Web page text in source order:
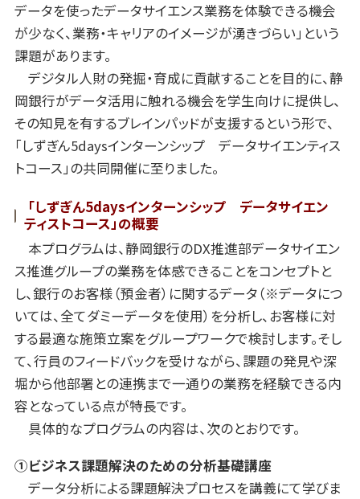
データを使ったデータサイエンス業務を体験できる機会
が少なく、業務・キャリアのイメージが湧きづらい」という
課題があります。
デジタル人財の発掘・育成に貢献することを目的に、静
岡銀行がデータ活用に触れる機会を学生向けに提供し、
その知見を有するブレインパッドが支援するという形で、
「しずぎん5daysインターンシップ データサイエンティス
トコース」の共同開催に至りました。
「しずぎん5daysインターンシップ データサイエン
ティストコース」の概要
本プログラムは、静岡銀行のDX推進部データサイエン
ス推進グループの業務を体感できることをコンセプトと
し、銀行のお客様（預金者）に関するデータ（※データにつ
いては、全てダミーデータを使用）を分析し、お客様に対
する最適な施策立案をグループワークで検討します。そし
て、行員のフィードバックを受けながら、課題の発見や深
堀から他部署との連携まで一通りの業務を経験できる内
容となっている点が特長です。
具体的なプログラムの内容は、次のとおりです。
①ビジネス課題解決のための分析基礎講座
データ分析による課題解決プロセスを講義にて学びま